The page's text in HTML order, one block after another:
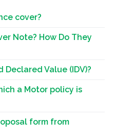
cover?
Note? How Do They
Value (IDV)?
a Motor policy is
form from